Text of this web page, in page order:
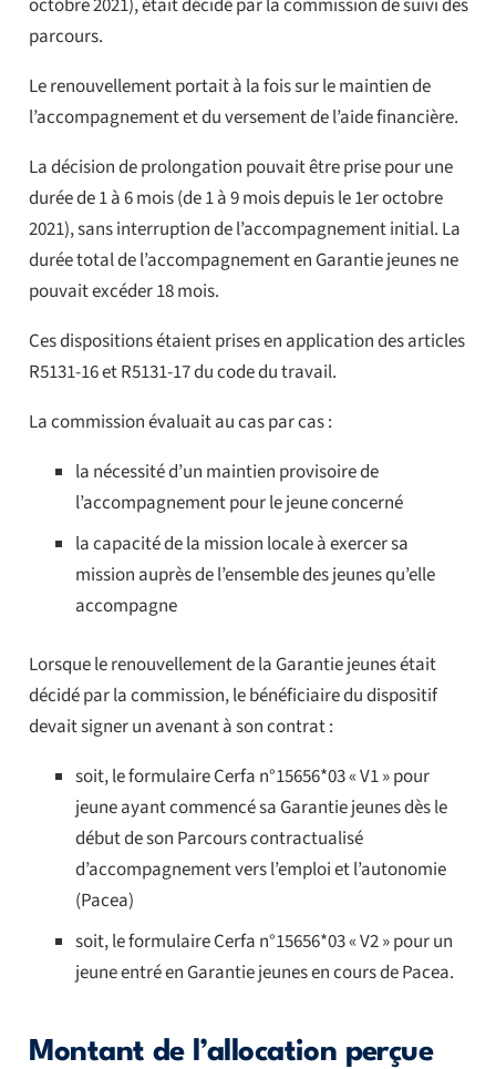
octobre 2021), était décidé par la commission de suivi des
parcours.
Le renouvellement portait à la fois sur le maintien de
l’accompagnement et du versement de l’aide financière.
La décision de prolongation pouvait être prise pour une
durée de 1 à 6 mois (de 1 à 9 mois depuis le 1er octobre
2021), sans interruption de l’accompagnement initial. La
durée total de l’accompagnement en Garantie jeunes ne
pouvait excéder 18 mois.
Ces dispositions étaient prises en application des articles
R5131-16 et R5131-17 du code du travail.
La commission évaluait au cas par cas :
la nécessité d’un maintien provisoire de
l’accompagnement pour le jeune concerné
la capacité de la mission locale à exercer sa
mission auprès de l’ensemble des jeunes qu’elle
accompagne
Lorsque le renouvellement de la Garantie jeunes était
décidé par la commission, le bénéficiaire du dispositif
devait signer un avenant à son contrat :
soit, le formulaire Cerfa n°15656*03 « V1 » pour
jeune ayant commencé sa Garantie jeunes dès le
début de son Parcours contractualisé
d’accompagnement vers l’emploi et l’autonomie
(Pacea)
soit, le formulaire Cerfa n°15656*03 « V2 » pour un
jeune entré en Garantie jeunes en cours de Pacea.
Montant de l’allocation perçue